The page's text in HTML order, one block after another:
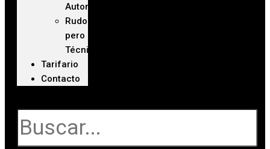
Automotriz
Rudo
pero
Técnico
Tarifario
Contacto